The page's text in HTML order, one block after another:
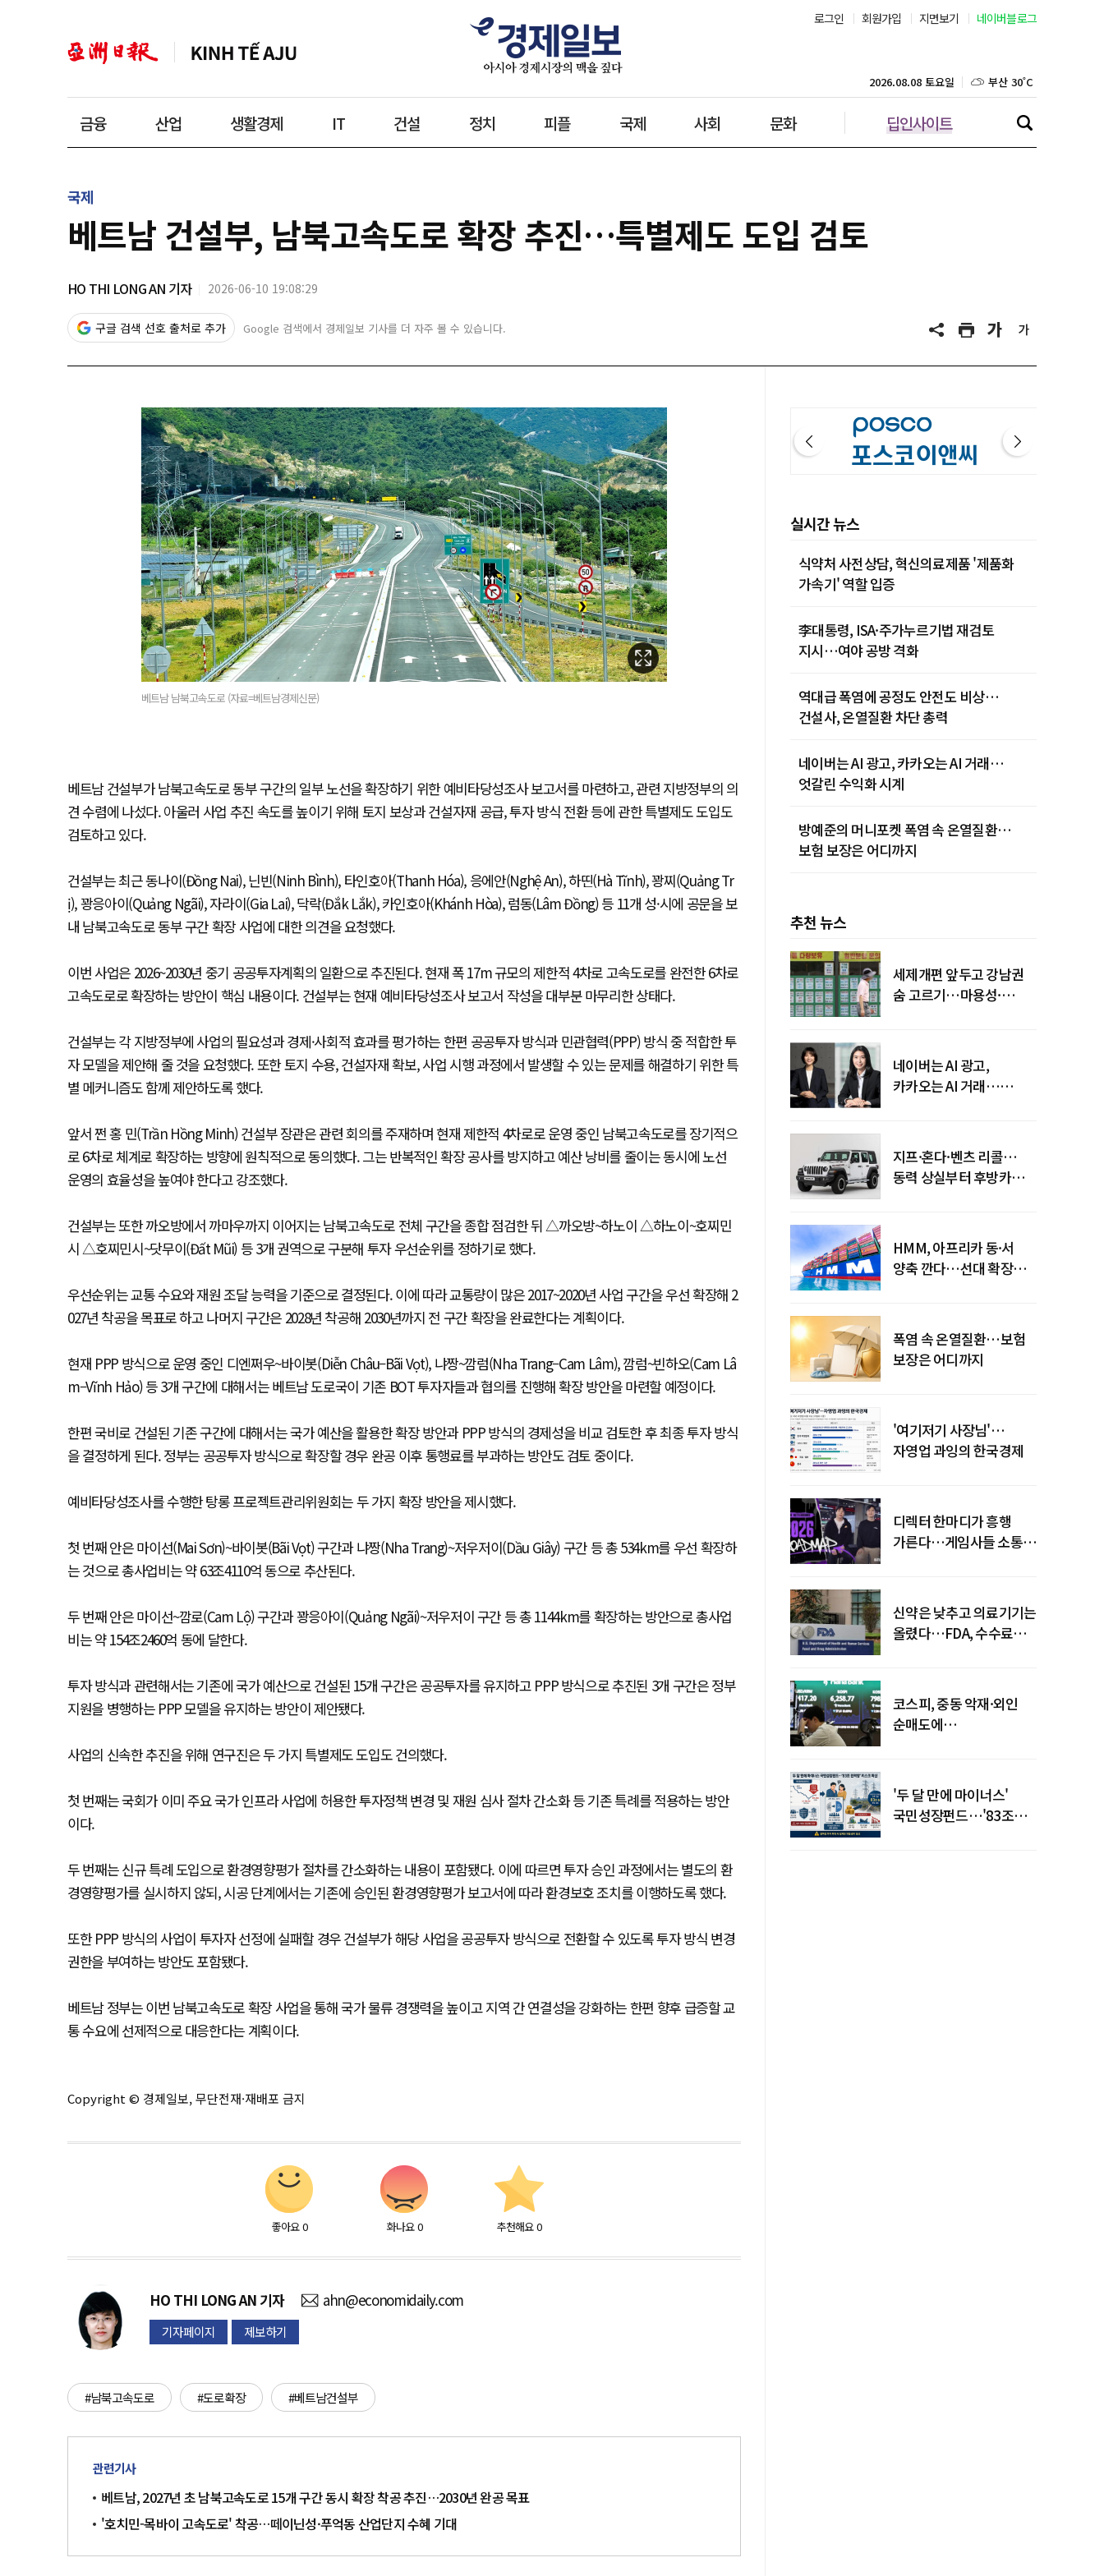
로그인 회원가입 지면보기 네이버블로그
금융 산업 생활경제 IT 건설 정치 피플 국제 사회 문화 딥인사이트
2026.08.08 토요일 대구 31˚C
인천 31˚C
제주 30˚C
국제
베트남 건설부, 남북고속도로 확장 추진…특별제도 도입 검토
HO THI LONG AN 기자 2026-06-10 19:08:29
구글 검색 선호 출처로 추가 Google 검색에서 경제일보 기사를 더 자주 볼 수 있습니다.
베트남 남북고속도로 (자료=베트남경제신문)
베트남 건설부가 남북고속도로 동부 구간의 일부 노선을 확장하기 위한 예비타당성조사 보고서를 마련하고, 관련 지방정부의 의
견 수렴에 나섰다. 아울러 사업 추진 속도를 높이기 위해 토지 보상과 건설자재 공급, 투자 방식 전환 등에 관한 특별제도 도입도
검토하고 있다.
건설부는 최근 동나이(Đồng Nai), 닌빈(Ninh Bình), 타인호아(Thanh Hóa), 응에안(Nghệ An), 하띤(Hà Tĩnh), 꽝찌(Quảng Tr
ị), 꽝응아이(Quảng Ngãi), 자라이(Gia Lai), 닥락(Đắk Lắk), 카인호아(Khánh Hòa), 럼동(Lâm Đồng) 등 11개 성·시에 공문을 보
내 남북고속도로 동부 구간 확장 사업에 대한 의견을 요청했다.
이번 사업은 2026~2030년 중기 공공투자계획의 일환으로 추진된다. 현재 폭 17m 규모의 제한적 4차로 고속도로를 완전한 6차로
고속도로로 확장하는 방안이 핵심 내용이다. 건설부는 현재 예비타당성조사 보고서 작성을 대부분 마무리한 상태다.
건설부는 각 지방정부에 사업의 필요성과 경제·사회적 효과를 평가하는 한편 공공투자 방식과 민관협력(PPP) 방식 중 적합한 투
자 모델을 제안해 줄 것을 요청했다. 또한 토지 수용, 건설자재 확보, 사업 시행 과정에서 발생할 수 있는 문제를 해결하기 위한 특
별 메커니즘도 함께 제안하도록 했다.
앞서 쩐 홍 민(Trần Hồng Minh) 건설부 장관은 관련 회의를 주재하며 현재 제한적 4차로로 운영 중인 남북고속도로를 장기적으
로 6차로 체계로 확장하는 방향에 원칙적으로 동의했다. 그는 반복적인 확장 공사를 방지하고 예산 낭비를 줄이는 동시에 노선
운영의 효율성을 높여야 한다고 강조했다.
건설부는 또한 까오방에서 까마우까지 이어지는 남북고속도로 전체 구간을 종합 점검한 뒤 △까오방~하노이 △하노이~호찌민
시 △호찌민시~닷무이(Đất Mũi) 등 3개 권역으로 구분해 투자 우선순위를 정하기로 했다.
우선순위는 교통 수요와 재원 조달 능력을 기준으로 결정된다. 이에 따라 교통량이 많은 2017~2020년 사업 구간을 우선 확장해 2
027년 착공을 목표로 하고 나머지 구간은 2028년 착공해 2030년까지 전 구간 확장을 완료한다는 계획이다.
현재 PPP 방식으로 운영 중인 디엔쩌우~바이봇(Diễn Châu–Bãi Vọt), 냐짱~깜럼(Nha Trang–Cam Lâm), 깜럼~빈하오(Cam Lâ
m–Vĩnh Hảo) 등 3개 구간에 대해서는 베트남 도로국이 기존 BOT 투자자들과 협의를 진행해 확장 방안을 마련할 예정이다.
한편 국비로 건설된 기존 구간에 대해서는 국가 예산을 활용한 확장 방안과 PPP 방식의 경제성을 비교 검토한 후 최종 투자 방식
을 결정하게 된다. 정부는 공공투자 방식으로 확장할 경우 완공 이후 통행료를 부과하는 방안도 검토 중이다.
예비타당성조사를 수행한 탕롱 프로젝트관리위원회는 두 가지 확장 방안을 제시했다.
첫 번째 안은 마이선(Mai Sơn)~바이봇(Bãi Vọt) 구간과 냐짱(Nha Trang)~저우저이(Dầu Giây) 구간 등 총 534km를 우선 확장하
는 것으로 총사업비는 약 63조4110억 동으로 추산된다.
두 번째 안은 마이선~깜로(Cam Lộ) 구간과 꽝응아이(Quảng Ngãi)~저우저이 구간 등 총 1144km를 확장하는 방안으로 총사업
비는 약 154조2460억 동에 달한다.
투자 방식과 관련해서는 기존에 국가 예산으로 건설된 15개 구간은 공공투자를 유지하고 PPP 방식으로 추진된 3개 구간은 정부
지원을 병행하는 PPP 모델을 유지하는 방안이 제안됐다.
사업의 신속한 추진을 위해 연구진은 두 가지 특별제도 도입도 건의했다.
첫 번째는 국회가 이미 주요 국가 인프라 사업에 허용한 투자정책 변경 및 재원 심사 절차 간소화 등 기존 특례를 적용하는 방안
이다.
두 번째는 신규 특례 도입으로 환경영향평가 절차를 간소화하는 내용이 포함됐다. 이에 따르면 투자 승인 과정에서는 별도의 환
경영향평가를 실시하지 않되, 시공 단계에서는 기존에 승인된 환경영향평가 보고서에 따라 환경보호 조치를 이행하도록 했다.
또한 PPP 방식의 사업이 투자자 선정에 실패할 경우 건설부가 해당 사업을 공공투자 방식으로 전환할 수 있도록 투자 방식 변경
권한을 부여하는 방안도 포함됐다.
베트남 정부는 이번 남북고속도로 확장 사업을 통해 국가 물류 경쟁력을 높이고 지역 간 연결성을 강화하는 한편 향후 급증할 교
통 수요에 선제적으로 대응한다는 계획이다.
Copyright © 경제일보, 무단전재·재배포 금지
좋아요 0 화나요 0 추천해요 0
HO THI LONG AN 기자 ahn@economidaily.com
기자페이지 제보하기
#남북고속도로 #도로확장 #베트남건설부
관련기사
베트남, 2027년 초 남북고속도로 15개 구간 동시 확장 착공 추진…2030년 완공 목표
'호치민-목바이 고속도로' 착공…떼이닌성·푸억동 산업단지 수혜 기대
실시간 뉴스
식약처 사전상담, 혁신의료제품 '제품화
가속기' 역할 입증
李대통령, ISA·주가누르기법 재검토
지시…여야 공방 격화
역대급 폭염에 공정도 안전도 비상…
건설사, 온열질환 차단 총력
네이버는 AI 광고, 카카오는 AI 거래…
엇갈린 수익화 시계
방예준의 머니포켓 폭염 속 온열질환…
보험 보장은 어디까지
추천 뉴스
세제개편 앞두고 강남권
숨 고르기…마용성·
네이버는 AI 광고,
카카오는 AI 거래…
지프·혼다·벤츠 리콜…
동력 상실부터 후방카메라
HMM, 아프리카 동·서
양축 깐다…선대 확장
폭염 속 온열질환…보험
보장은 어디까지
'여기저기 사장님'…
자영업 과잉의 한국경제
디렉터 한마디가 흥행
가른다…게임사들 소통
신약은 낮추고 의료기기는
올렸다…FDA, 수수료
코스피, 중동 악재·외인
순매도에
'두 달 만에 마이너스'
국민성장펀드…'83조